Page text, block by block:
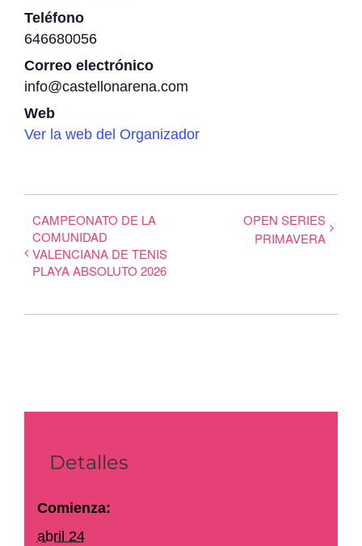
Teléfono
646680056
Correo electrónico
info@castellonarena.com
Web
Ver la web del Organizador
CAMPEONATO DE LA
COMUNIDAD
VALENCIANA DE TENIS
PLAYA ABSOLUTO 2026
OPEN SERIES
PRIMAVERA
Detalles
Comienza:
abril 24